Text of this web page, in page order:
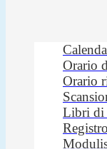
Orario
Orario
Libri di